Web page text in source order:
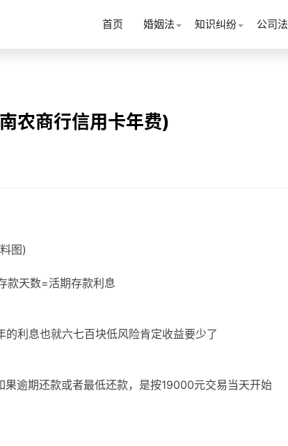
首页 婚姻法 知识纠纷 公司法
农商行信用卡年费)
图)
款天数=活期存款利息
利息也就六七百块低风险肯定收益要少了
逾期还款或者最低还款，是按19000元交易当天开始